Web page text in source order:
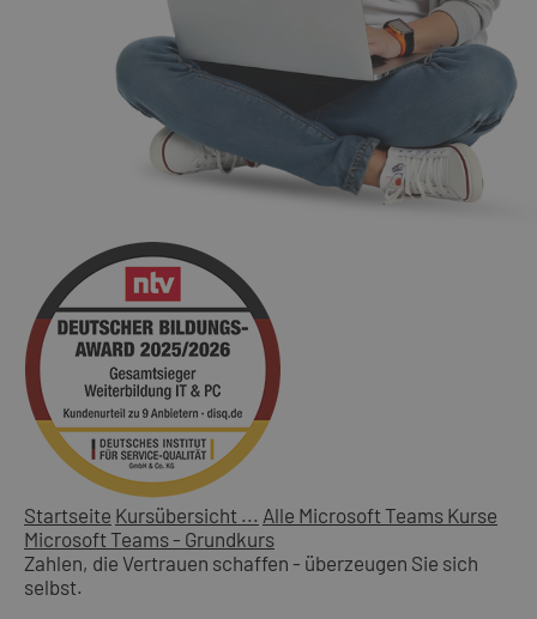
Startseite Kursübersicht ... Alle Microsoft Teams Kurse
Microsoft Teams - Grundkurs
Zahlen, die Vertrauen schaffen - überzeugen Sie sich
selbst.